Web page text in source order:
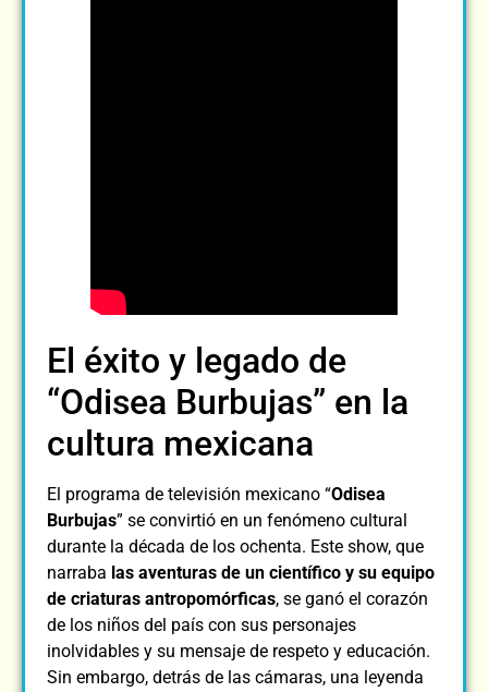
El éxito y legado de
“Odisea Burbujas” en la
cultura mexicana
El programa de televisión mexicano “Odisea
Burbujas” se convirtió en un fenómeno cultural
durante la década de los ochenta. Este show, que
narraba las aventuras de un científico y su equipo
de criaturas antropomórficas, se ganó el corazón
de los niños del país con sus personajes
inolvidables y su mensaje de respeto y educación.
Sin embargo, detrás de las cámaras, una leyenda